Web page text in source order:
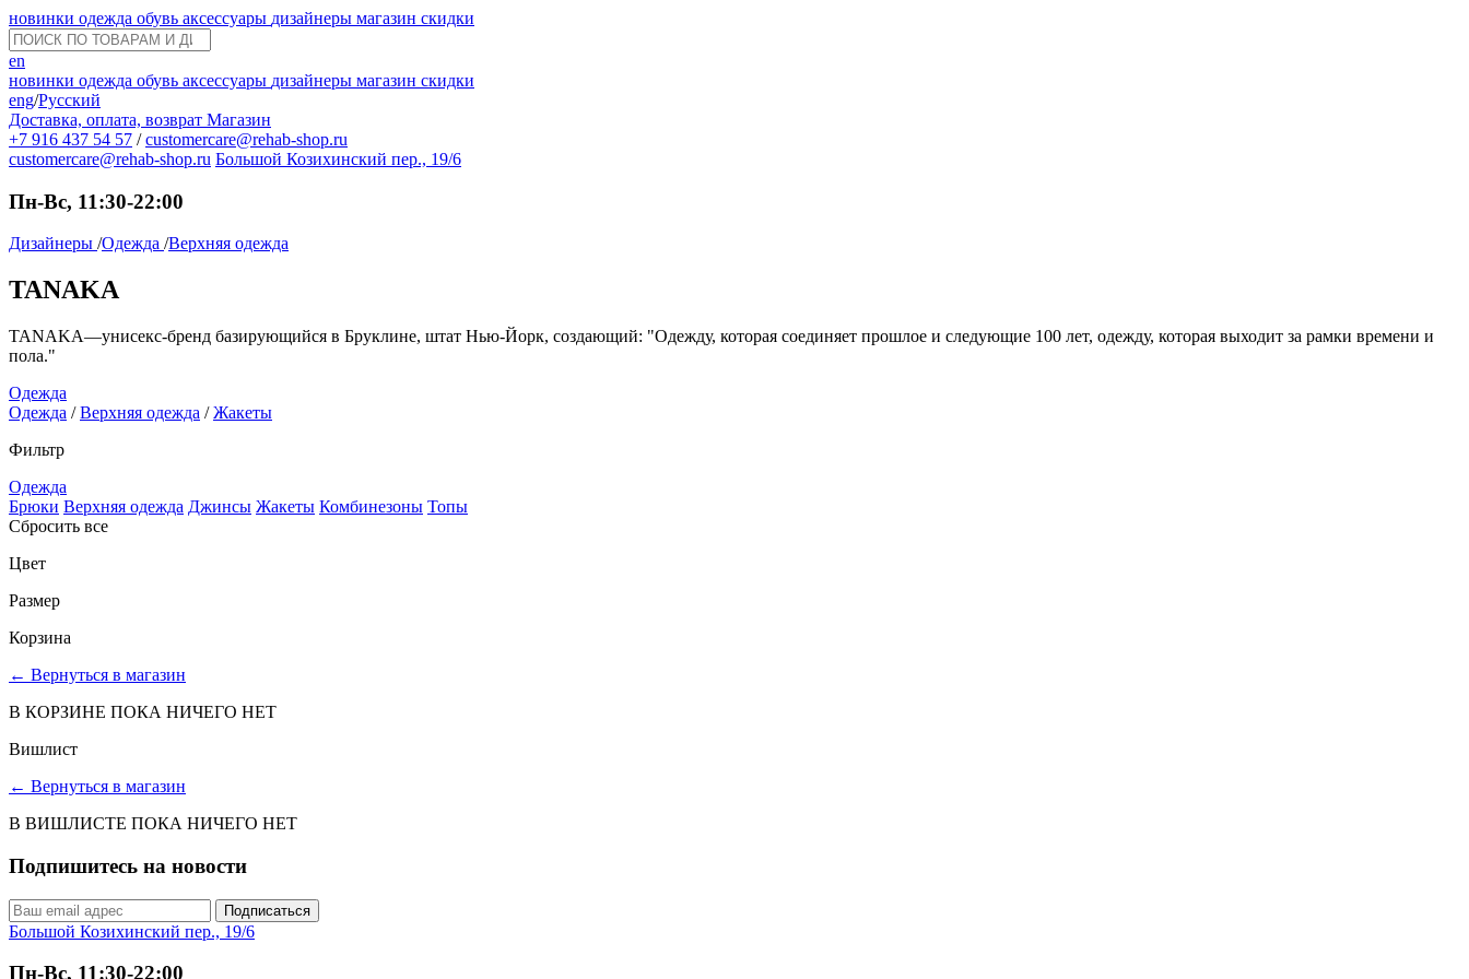
новинки одежда обувь аксессуары дизайнеры магазин скидки
en
новинки одежда обувь аксессуары дизайнеры магазин скидки
eng/Русский
Доставка, оплата, возврат Магазин
+7 916 437 54 57 / customercare@rehab-shop.ru
customercare@rehab-shop.ru Большой Козихинский пер., 19/6
Пн-Вс, 11:30-22:00
Дизайнеры /Одежда /Верхняя одежда
TANAKA
TANAKA—унисекс-бренд базирующийся в Бруклине, штат Нью-Йорк, создающий: "Одежду, которая соединяет прошлое и следующие 100 лет, одежду, которая выходит за рамки времени и
пола."
Одежда
Одежда / Верхняя одежда / Жакеты
Фильтр
Одежда
Брюки Верхняя одежда Джинсы Жакеты Комбинезоны Топы
Сбросить все
Цвет
Размер
Корзина
← Вернуться в магазин
В КОРЗИНЕ ПОКА НИЧЕГО НЕТ
Вишлист
← Вернуться в магазин
В ВИШЛИСТЕ ПОКА НИЧЕГО НЕТ
Подпишитесь на новости
Подписаться
Большой Козихинский пер., 19/6
Пн-Вс, 11:30-22:00